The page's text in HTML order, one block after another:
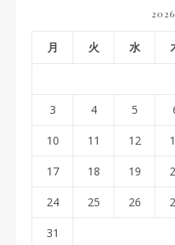
月 火 水
3 4 5
10 11 12
17 18 19
24 25 26
31